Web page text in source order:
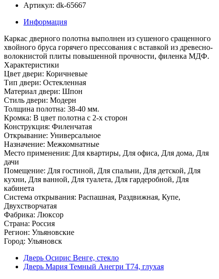
Артикул: dk-65667
Информация
Каркас дверного полотна выполнен из сушеного сращенного
хвойного бруса горячего прессования с вставкой из древесно­
волокнистой плиты повышенной прочности, филенка МДФ.
Характеристики
Цвет двери: Коричневые
Тип двери: Остекленная
Материал двери: Шпон
Стиль двери: Модерн
Толщина полотна: 38-40 мм.
Кромка: В цвет полотна с 2-х сторон
Конструкция: Филенчатая
Открывание: Универсальное
Назначение: Межкомнатные
Место применения: Для квартиры, Для офиса, Для дома, Для
дачи
Помещение: Для гостиной, Для спальни, Для детской, Для
кухни, Для ванной, Для туалета, Для гардеробной, Для
кабинета
Система открывания: Распашная, Раздвижная, Купе,
Двухстворчатая
Фабрика: Люксор
Страна: Россия
Регион: Ульяновские
Город: Ульяновск
Дверь Осирис Венге, стекло
Дверь Мария Темный Анегри Т74, глухая